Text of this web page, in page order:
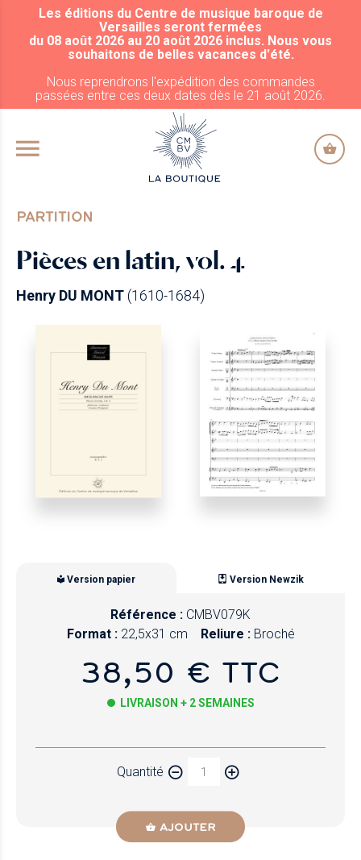
ALLER AU CONTENU PRINCIPAL
Les éditions du Centre de musique baroque de
Versailles seront fermées
du 08 août 2026 au 20 août 2026 inclus. Nous vous
souhaitons de belles vacances d'été.
Nous reprendrons l'expédition des commandes
passées entre ces deux dates dès le 21 août 2026.
PARTITION
Pièces en latin, vol. 4
Henry DU MONT(1610-1684)
Version papier Version Newzik
Référence : CMBV079K
Format : 22,5x31 cm Reliure : Broché
38,50 € TTC
LIVRAISON + 2 SEMAINES
Quantité
AJOUTER